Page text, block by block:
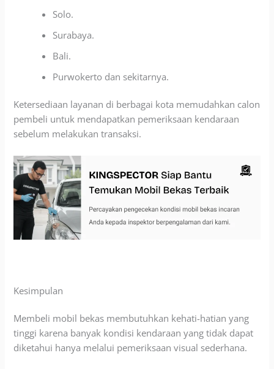
Solo.
Surabaya.
Bali.
Purwokerto dan sekitarnya.
Ketersediaan layanan di berbagai kota memudahkan calon
pembeli untuk mendapatkan pemeriksaan kendaraan
sebelum melakukan transaksi.
Kesimpulan
Membeli mobil bekas membutuhkan kehati-hatian yang
tinggi karena banyak kondisi kendaraan yang tidak dapat
diketahui hanya melalui pemeriksaan visual sederhana.